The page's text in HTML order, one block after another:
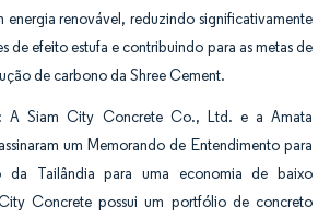
energia renovável, reduzindo significativamente
de efeito estufa e contribuindo para as metas de
de carbono da Shree Cement.
A Siam City Concrete Co., Ltd. e a Amata
um Memorando de Entendimento para
da Tailândia para uma economia de baixo
Concrete possui um portfólio de concreto